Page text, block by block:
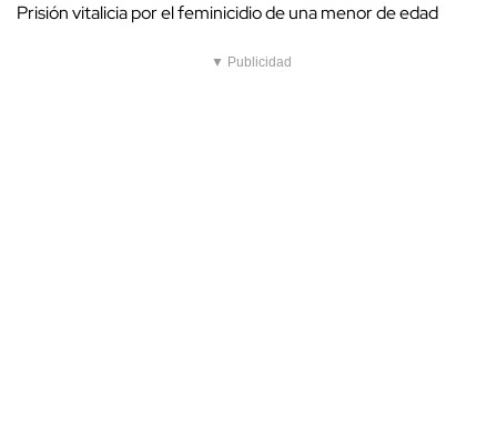
Prisión vitalicia por el feminicidio de una menor de edad
▼ Publicidad